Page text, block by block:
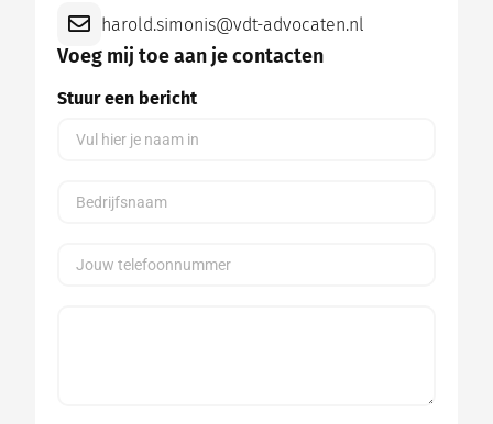
harold.simonis@vdt-advocaten.nl
Voeg mij toe aan je contacten
Stuur een bericht